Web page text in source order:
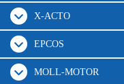
X-ACTO
EPCOS
MOLL-MOTOR